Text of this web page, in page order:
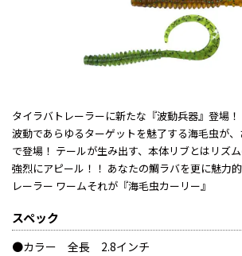
タイラバトレーラーに新たな『波動兵器』登場
波動であらゆるターゲットを魅了する海毛虫が
で登場！ テールが生み出す、本体リブとはリズ
強烈にアピール！！ あなたの鯛ラバを更に魅力
レーラー ワームそれが『海毛虫カーリー』
スペック
●カラー 全長 2.8インチ